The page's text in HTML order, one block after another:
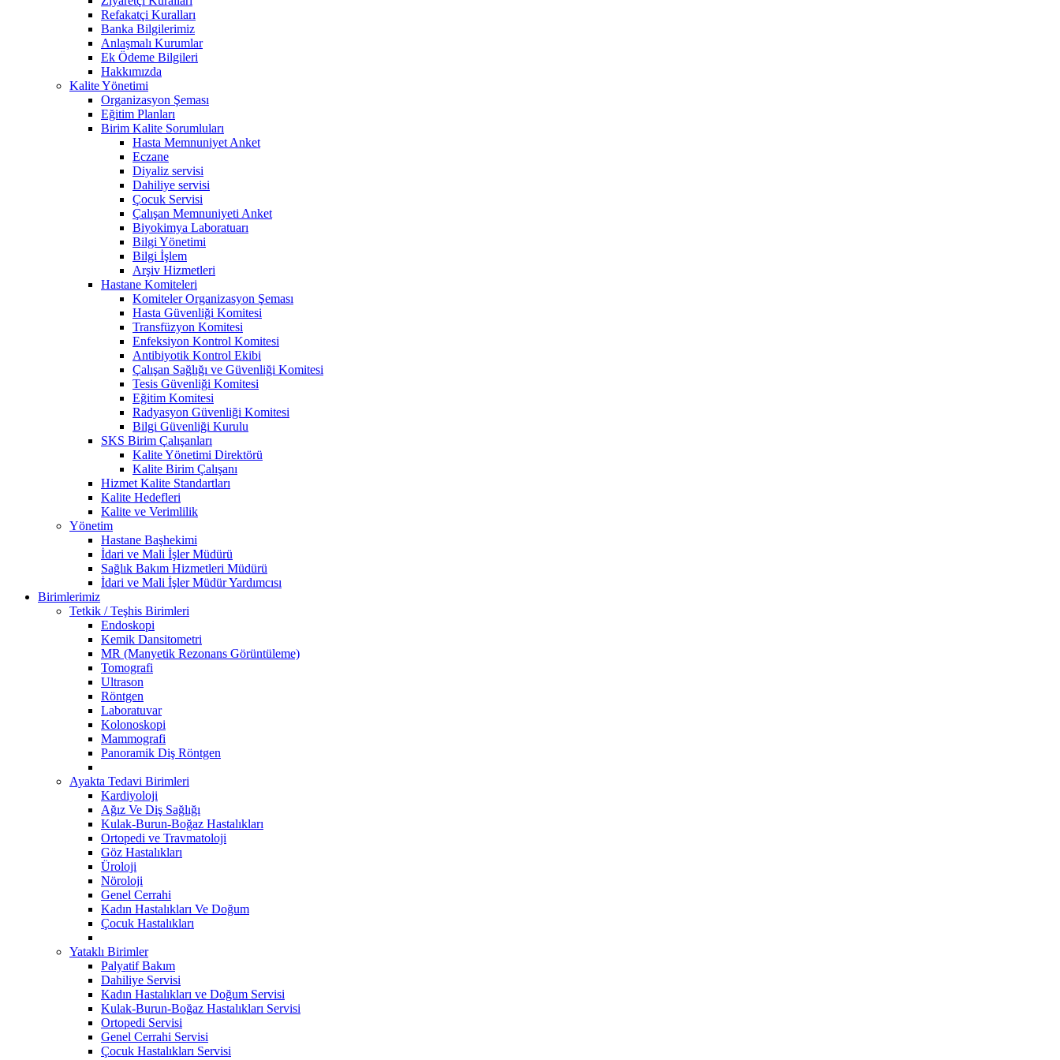
Refakatçi Kuralları
Banka Bilgilerimiz
Anlaşmalı Kurumlar
Ek Ödeme Bilgileri
Hakkımızda
Kalite Yönetimi
Organizasyon Şeması
Eğitim Planları
Birim Kalite Sorumluları
Hasta Memnuniyet Anket
Eczane
Diyaliz servisi
Dahiliye servisi
Çocuk Servisi
Çalışan Memnuniyeti Anket
Biyokimya Laboratuarı
Bilgi Yönetimi
Bilgi İşlem
Arşiv Hizmetleri
Hastane Komiteleri
Komiteler Organizasyon Şeması
Hasta Güvenliği Komitesi
Transfüzyon Komitesi
Enfeksiyon Kontrol Komitesi
Antibiyotik Kontrol Ekibi
Çalışan Sağlığı ve Güvenliği Komitesi
Tesis Güvenliği Komitesi
Eğitim Komitesi
Radyasyon Güvenliği Komitesi
Bilgi Güvenliği Kurulu
SKS Birim Çalışanları
Kalite Yönetimi Direktörü
Kalite Birim Çalışanı
Hizmet Kalite Standartları
Kalite Hedefleri
Kalite ve Verimlilik
Yönetim
Hastane Başhekimi
İdari ve Mali İşler Müdürü
Sağlık Bakım Hizmetleri Müdürü
İdari ve Mali İşler Müdür Yardımcısı
Birimlerimiz
Tetkik / Teşhis Birimleri
Endoskopi
Kemik Dansitometri
MR (Manyetik Rezonans Görüntüleme)
Tomografi
Ultrason
Röntgen
Laboratuvar
Kolonoskopi
Mammografi
Panoramik Diş Röntgen
Ayakta Tedavi Birimleri
Kardiyoloji
Ağız Ve Diş Sağlığı
Kulak-Burun-Boğaz Hastalıkları
Ortopedi ve Travmatoloji
Göz Hastalıkları
Üroloji
Nöroloji
Genel Cerrahi
Kadın Hastalıkları Ve Doğum
Çocuk Hastalıkları
Yataklı Birimler
Palyatif Bakım
Dahiliye Servisi
Kadın Hastalıkları ve Doğum Servisi
Kulak-Burun-Boğaz Hastalıkları Servisi
Ortopedi Servisi
Genel Cerrahi Servisi
Çocuk Hastalıkları Servisi